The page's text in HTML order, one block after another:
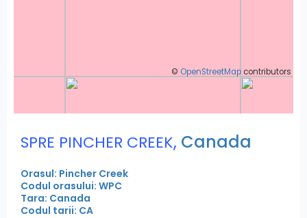
© OpenStreetMap contributors
SPRE PINCHER CREEK, Canada
Orasul: Pincher Creek
Codul orasului: WPC
Tara: Canada
Codul tarii: CA